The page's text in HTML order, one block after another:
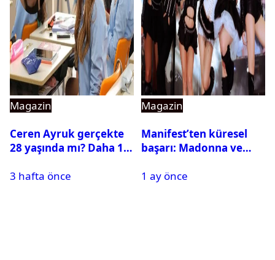
Magazin
Ceren Ayruk gerçekte
28 yaşında mı? Daha 17
3 hafta önce
Magazin
Manifest’ten küresel
başarı: Madonna ve
bıraktı
1 ay önce